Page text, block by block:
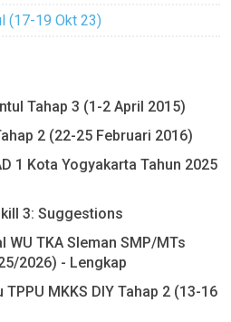
(17-19 Okt 23)
Tahap 3 (1-2 April 2015)
2 (22-25 Februari 2016)
1 Kota Yogyakarta Tahun 2025
3: Suggestions
WU TKA Sleman SMP/MTs
2026) - Lengkap
MKKS DIY Tahap 2 (13-16